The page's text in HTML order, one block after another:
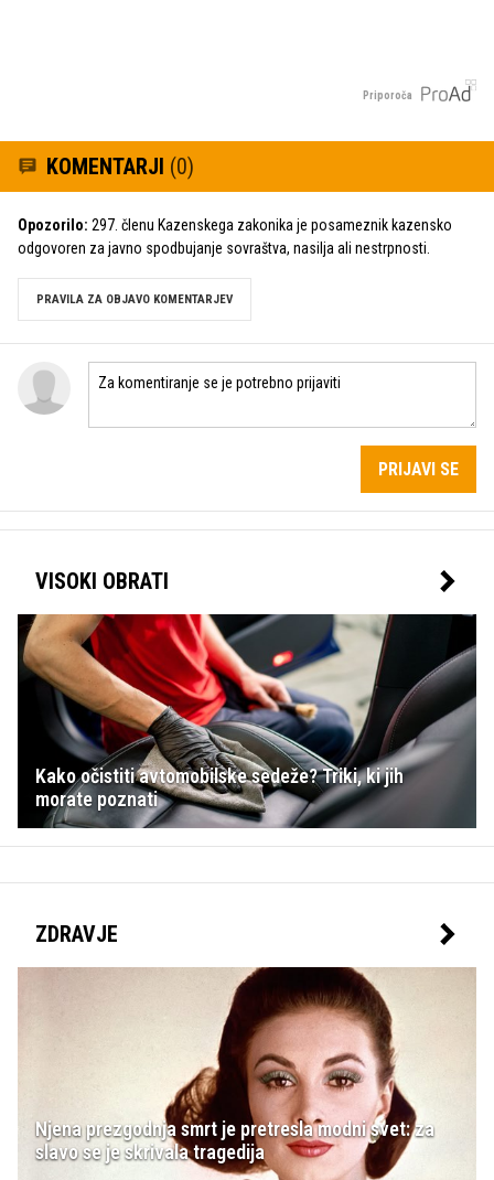
Priporoča
KOMENTARJI (0)
Opozorilo: 297. členu Kazenskega zakonika je posameznik kazensko
odgovoren za javno spodbujanje sovraštva, nasilja ali nestrpnosti.
PRAVILA ZA OBJAVO KOMENTARJEV
PRIJAVI SE
VISOKI OBRATI
Kako očistiti avtomobilske sedeže? Triki, ki jih
morate poznati
ZDRAVJE
Njena prezgodnja smrt je pretresla modni svet: za
slavo se je skrivala tragedija